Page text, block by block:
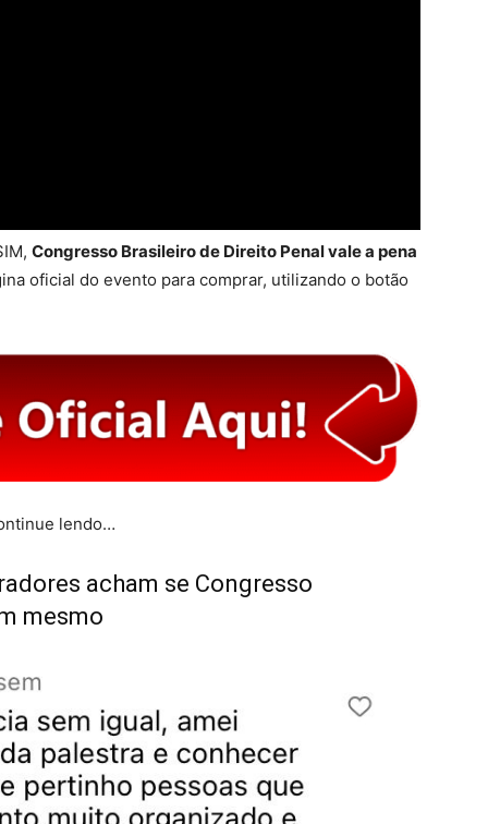
Congresso Brasileiro de Direito Penal vale a pena
oficial do evento para comprar, utilizando o botão
lendo…
acham se Congresso
mesmo